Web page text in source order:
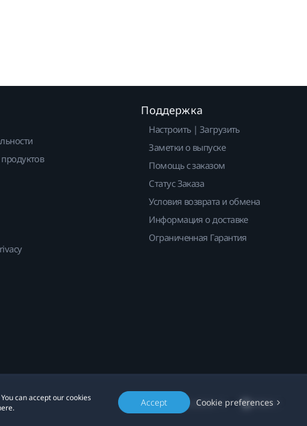
can accept our cookies
Accept Cookie preferences
Поддержка
Настроить | Загрузить
Заметки о выпуске
Помощь с заказом
Статус Заказа
Условия возврата и обмена
Информация о доставке
Ограниченная Гарантия
Location